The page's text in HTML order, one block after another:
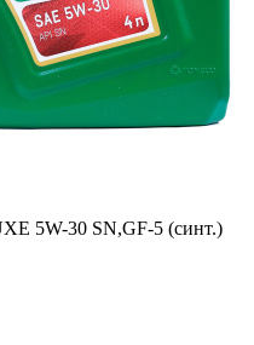
5W-30 SN,GF-5 (синт.)